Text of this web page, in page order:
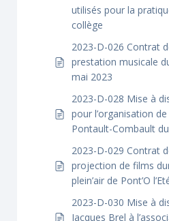
utilisés pour la
collège
2023-D-026 Contrat
prestation musicale
mai 2023
2023-D-028 Mise à
pour l’organisation de
Pontault-Combault
2023-D-029 Contrat
projection de films
plein’air de Pont’O
2023-D-030 Mise à
Jacques Brel à